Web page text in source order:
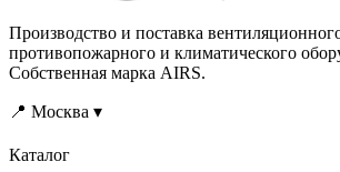
Производство и поставка
противопожарного и климатического
Собственная марка AIRS.
📍 Москва ▾
Каталог